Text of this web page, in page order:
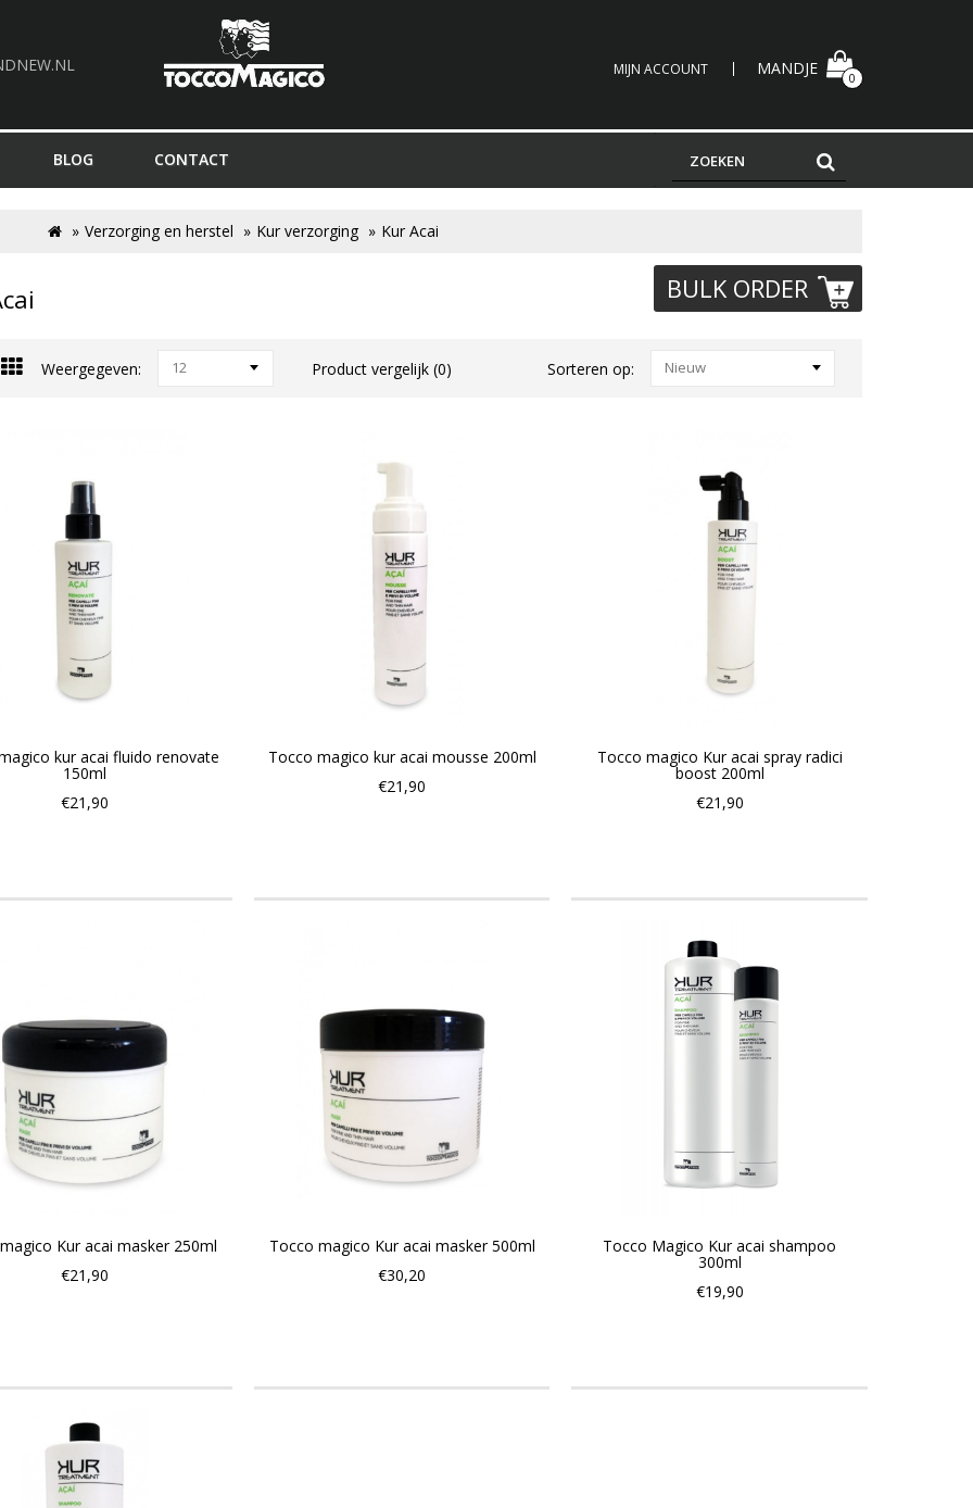
MIJN ACCOUNT MANDJE 0
BLOG CONTACT
Verzorging en herstel Kur verzorging Kur Acai
BULK ORDER
Weergegeven: 12 Product vergelijk (0) Sorteren op: Nieuw
kur acai fluido renovate
150ml
€21,90
Tocco magico kur acai mousse 200ml
€21,90
Tocco magico Kur acai spray radici
boost 200ml
€21,90
Kur acai masker 250ml
€21,90
Tocco magico Kur acai masker 500ml
€30,20
Tocco Magico Kur acai shampoo
300ml
€19,90